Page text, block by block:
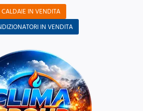
CALDAIE IN VENDITA
IN VENDITA